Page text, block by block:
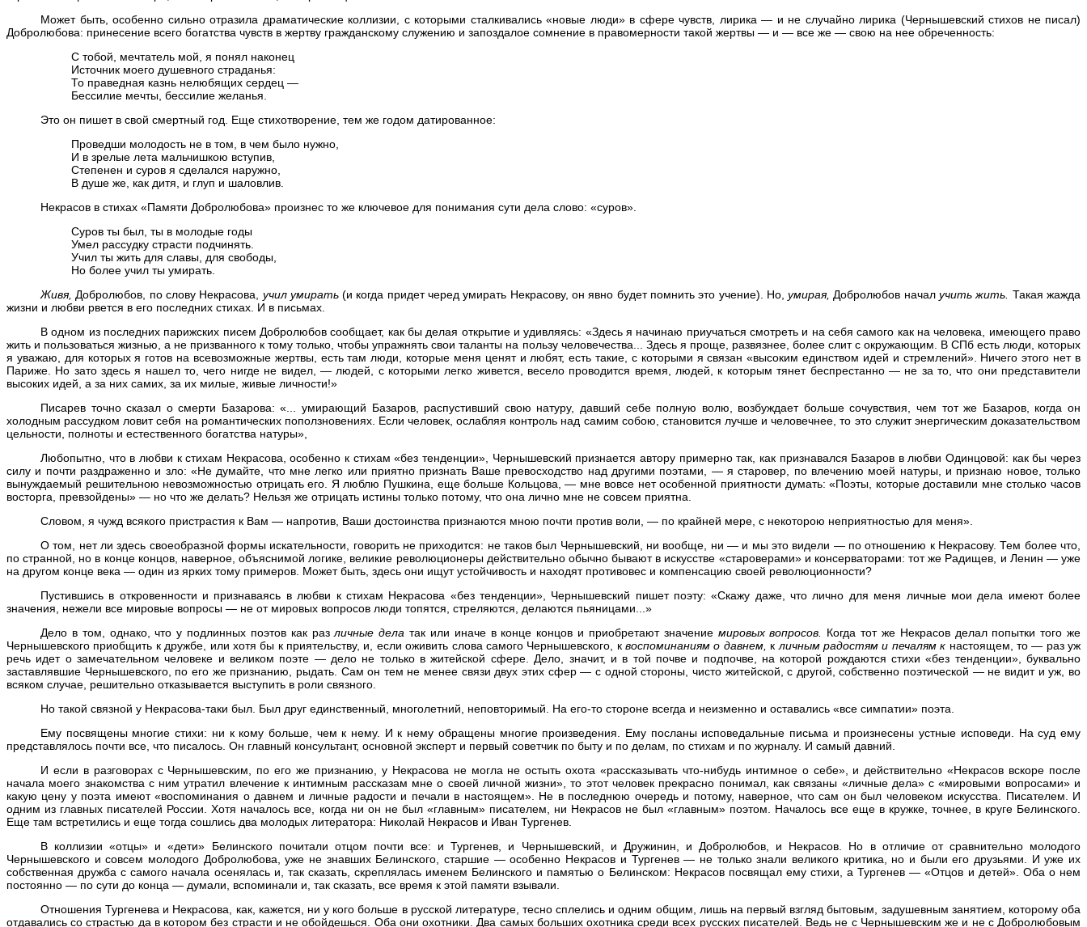
Может быть, особенно сильно отразила драматические коллизии, с которыми сталкивались «новые люди» в сфере чувств, лирика — и не случайно лирика (Чернышевский стихов не писал)
Добролюбова: принесение всего богатства чувств в жертву гражданскому служению и запоздалое сомнение в правомерности такой жертвы — и — все же — свою на нее обреченность:
С тобой, мечтатель мой, я понял наконец
Источник моего душевного страданья:
То праведная казнь нелюбящих сердец —
Бессилие мечты, бессилие желанья.
Это он пишет в свой смертный год. Еще стихотворение, тем же годом датированное:
Проведши молодость не в том, в чем было нужно,
И в зрелые лета мальчишкою вступив,
Степенен и суров я сделался наружно,
В душе же, как дитя, и глуп и шаловлив.
Некрасов в стихах «Памяти Добролюбова» произнес то же ключевое для понимания сути дела слово: «суров».
Суров ты был, ты в молодые годы
Умел рассудку страсти подчинять.
Учил ты жить для славы, для свободы,
Но более учил ты умирать.
Живя, Добролюбов, по слову Некрасова, учил умирать(и когда придет черед умирать Некрасову, он явно будет помнить это учение). Но,умирая, Добролюбов началучить жить. Такая жажда
жизни и любви рвется в его последних стихах. И в письмах.
В одном из последних парижских писем Добролюбов сообщает, как бы делая открытие и удивляясь: «Здесь я начинаю приучаться смотреть и на себя самого как на человека, имеющего право
жить и пользоваться жизнью, а не призванного к тому только, чтобы упражнять свои таланты на пользу человечества... Здесь я проще, развязнее, более слит с окружающим. В СПб есть люди, которых
я уважаю, для которых я готов на всевозможные жертвы, есть там люди, которые меня ценят и любят, есть такие, с которыми я связан «высоким единством идей и стремлений». Ничего этого нет в
Париже. Но зато здесь я нашел то, чего нигде не видел, — людей, с которыми легко живется, весело проводится время, людей, к которым тянет беспрестанно — не за то, что они представители
высоких идей, а за них самих, за их милые, живые личности!»
Писарев точно сказал о смерти Базарова: «... умирающий Базаров, распустивший свою натуру, давший себе полную волю, возбуждает больше сочувствия, чем тот же Базаров, когда он
холодным рассудком ловит себя на романтических поползновениях. Если человек, ослабляя контроль над самим собою, становится лучше и человечнее, то это служит энергическим доказательством
цельности, полноты и естественного богатства натуры»,
Любопытно, что в любви к стихам Некрасова, особенно к стихам «без тенденции», Чернышевский признается автору примерно так, как признавался Базаров в любви Одинцовой: как бы через
силу и почти раздраженно и зло: «Не думайте, что мне легко или приятно признать Ваше превосходство над другими поэтами, — я старовер, по влечению моей натуры, и признаю новое, только
вынуждаемый решительною невозможностью отрицать его. Я люблю Пушкина, еще больше Кольцова, — мне вовсе нет особенной приятности думать: «Поэты, которые доставили мне столько часов
восторга, превзойдены» — но что же делать? Нельзя же отрицать истины только потому, что она лично мне не совсем приятна.
Словом, я чужд всякого пристрастия к Вам — напротив, Ваши достоинства признаются мною почти против воли, — по крайней мере, с некоторою неприятностью для меня».
О том, нет ли здесь своеобразной формы искательности, говорить не приходится: не таков был Чернышевский, ни вообще, ни — и мы это видели — по отношению к Некрасову. Тем более что,
по странной, но в конце концов, наверное, объяснимой логике, великие революционеры действительно обычно бывают в искусстве «староверами» и консерваторами: тот же Радищев, и Ленин — уже
на другом конце века — один из ярких тому примеров. Может быть, здесь они ищут устойчивость и находят противовес и компенсацию своей революционности?
Пустившись в откровенности и признаваясь в любви к стихам Некрасова «без тенденции», Чернышевский пишет поэту: «Скажу даже, что лично для меня личные мои дела имеют более
значения, нежели все мировые вопросы — не от мировых вопросов люди топятся, стреляются, делаются пьяницами...»
Дело в том, однако, что у подлинных поэтов как различные дела так или иначе в конце концов и приобретают значение мировых вопросов.
Когда тот же Некрасов делал попытки того же
Чернышевского приобщить к дружбе, или хотя бы к приятельству, и, если оживить слова самого Чернышевского, квоспоминаниям о давнем, к личным радостям и печалям к настоящем, то — раз уж
речь идет о замечательном человеке и великом поэте — дело не только в житейской сфере. Дело, значит, и в той почве и подпочве, на которой рождаются стихи «без тенденции», буквально
заставлявшие Чернышевского, по его же признанию, рыдать. Сам он тем не менее связи двух этих сфер — с одной стороны, чисто житейской, с другой, собственно поэтической — не видит и уж, во
всяком случае, решительно отказывается выступить в роли связного.
Но такой связной у Некрасова-таки был. Был друг единственный, многолетний, неповторимый. На его-то стороне всегда и неизменно и оставались «все симпатии» поэта.
Ему посвящены многие стихи: ни к кому больше, чем к нему. И к нему обращены многие произведения. Ему посланы исповедальные письма и произнесены устные исповеди. На суд ему
представлялось почти все, что писалось. Он главный консультант, основной эксперт и первый советчик по быту и по делам, по стихам и по журналу. И самый давний.
И если в разговорах с Чернышевским, по его же признанию, у Некрасова не могла не остыть охота «рассказывать что-нибудь интимное о себе», и действительно «Некрасов вскоре после
начала моего знакомства с ним утратил влечение к интимным рассказам мне о своей личной жизни», то этот человек прекрасно понимал, как связаны «личные дела» с «мировыми вопросами» и
какую цену у поэта имеют «воспоминания о давнем и личные радости и печали в настоящем». Не в последнюю очередь и потому, наверное, что сам он был человеком искусства. Писателем. И
одним из главных писателей России. Хотя началось все, когда ни он не был «главным» писателем, ни Некрасов не был «главным» поэтом. Началось все еще в кружке, точнее, в круге Белинского.
Еще там встретились и еще тогда сошлись два молодых литератора: Николай Некрасов и Иван Тургенев.
В коллизии «отцы» и «дети» Белинского почитали отцом почти все: и Тургенев, и Чернышевский, и Дружинин, и Добролюбов, и Некрасов. Но в отличие от сравнительно молодого
Чернышевского и совсем молодого Добролюбова, уже не знавших Белинского, старшие — особенно Некрасов и Тургенев — не только знали великого критика, но и были его друзьями. И уже их
собственная дружба с самого начала осенялась и, так сказать, скреплялась именем Белинского и памятью о Белинском: Некрасов посвящал ему стихи, а Тургенев — «Отцов и детей». Оба о нем
постоянно — по сути до конца — думали, вспоминали и, так сказать, все время к этой памяти взывали.
Отношения Тургенева и Некрасова, как, кажется, ни у кого больше в русской литературе, тесно сплелись и одним общим, лишь на первый взгляд бытовым, задушевным занятием, которому оба
отдавались со страстью да в котором без страсти и не обойдешься. Оба они охотники. Два самых больших охотника среди всех русских писателей. Ведь не с Чернышевским же и не с Добролюбовым